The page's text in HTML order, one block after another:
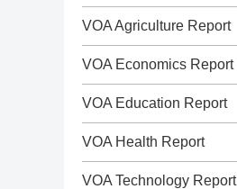
VOA Agriculture Report
VOA Economics Report
VOA Education Report
VOA Health Report
VOA Technology Report